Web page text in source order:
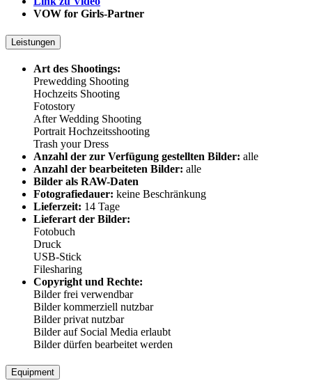
VOW for Girls-Partner
Leistungen
Art des Shootings:
Prewedding Shooting
Hochzeits Shooting
Fotostory
After Wedding Shooting
Portrait Hochzeitsshooting
Trash your Dress
Anzahl der zur Verfügung gestellten Bilder: alle
Anzahl der bearbeiteten Bilder: alle
Bilder als RAW-Daten
Fotografiedauer: keine Beschränkung
Lieferzeit: 14 Tage
Lieferart der Bilder:
Fotobuch
Druck
USB-Stick
Filesharing
Copyright und Rechte:
Bilder frei verwendbar
Bilder kommerziell nutzbar
Bilder privat nutzbar
Bilder auf Social Media erlaubt
Bilder dürfen bearbeitet werden
Equipment